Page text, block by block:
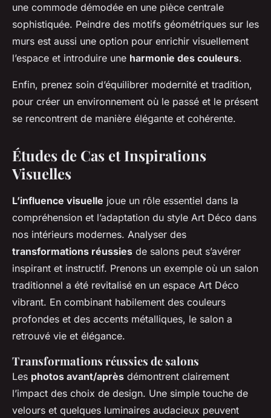
une commode démodée en une pièce centrale
sophistiquée. Peindre des motifs géométriques sur les
murs est aussi une option pour enrichir visuellement
l’espace et introduire une harmonie des couleurs.
Enfin, prenez soin d’équilibrer modernité et tradition,
pour créer un environnement où le passé et le présent
se rencontrent de manière élégante et cohérente.
Études de Cas et Inspirations
Visuelles
L’influence visuelle joue un rôle essentiel dans la
compréhension et l’adaptation du style Art Déco dans
nos intérieurs modernes. Analyser des
transformations réussies de salons peut s’avérer
inspirant et instructif. Prenons un exemple où un salon
traditionnel a été revitalisé en un espace Art Déco
vibrant. En combinant habilement des couleurs
profondes et des accents métalliques, le salon a
retrouvé vie et élégance.
Transformations réussies de salons
Les photos avant/après démontrent clairement
l’impact des choix de design. Une simple touche de
velours et quelques luminaires audacieux peuvent